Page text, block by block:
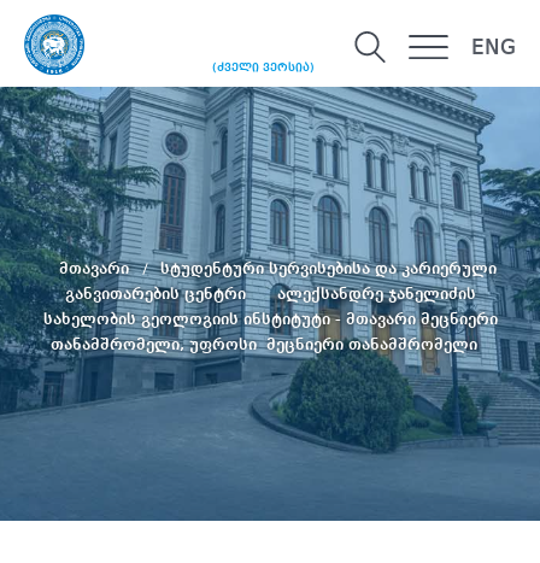
(ძველი ვერსია)
ENG
მთავარი
სტუდენტური სერვისებისა და კარიერული
განვითარების ცენტრი
ალექსანდრე ჯანელიძის
სახელობის გეოლოგიის ინსტიტუტი - მთავარი მეცნიერი
თანამშრომელი, უფროსი მეცნიერი თანამშრომელი